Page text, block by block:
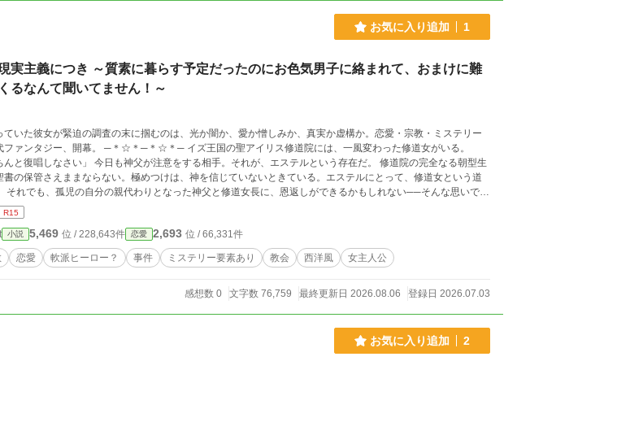
お気に入り追加 1
実主義につき ～質素に暮らす予定だったのにお色気男子に絡まれて、おまけに難
るなんて聞いてません！～
ていた彼女が緊迫の調査の末に掴むのは、光か闇か、愛か憎しみか、真実か虚構か。恋愛・宗教・ミステリー
王国の聖アイリス修道院には、一風変わった修道女がいる。
手。それが、エステルという存在だ。 修道院の完全なる朝型生
書の保管さえままならない。極めつけは、神を信じていないときている。エステルにとって、修道女という道
頑張っているね」 始めこそ聖書の内容もろくに頭に入っていない
ちに悟ることになる。 人はなぜ、神に祈るのか。修道女としてどうあるべきか。現実主
は、一体どのようなものなのか。 これは、新米修道女が修道院生活を通して成長する物語──
騒がしい。 「忙しそうな俺のこと心配してくれてるんだ？可愛い」 毎月エステルに
う」 ニヤニヤと恋愛話に首を突っ込む、修道女仲間のテ
それは生まれたばかりの頃に亡くなった母親
るエステルは、無事に光を見ることができるのか。そ
に──。 (ご都合主義的な緩い設定もありますが、物語としてお楽しみいただける
R15
小説 5,469 位 / 228,643件 恋愛 2,693 位 / 66,331件
恋愛 軟派ヒーロー？ 事件 ミステリー要素あり 教会 西洋風 女主人公
感想数 0 文字数 76,759 最終更新日 2026.08.06 登録日 2026.07.03
お気に入り追加 2